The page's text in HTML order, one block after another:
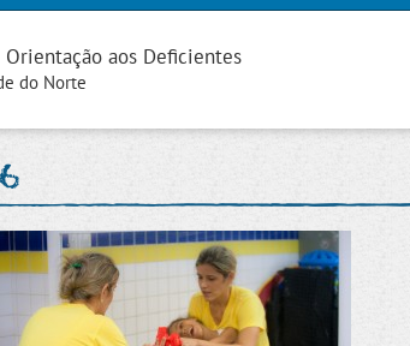
Orientação aos Deficientes
do Norte